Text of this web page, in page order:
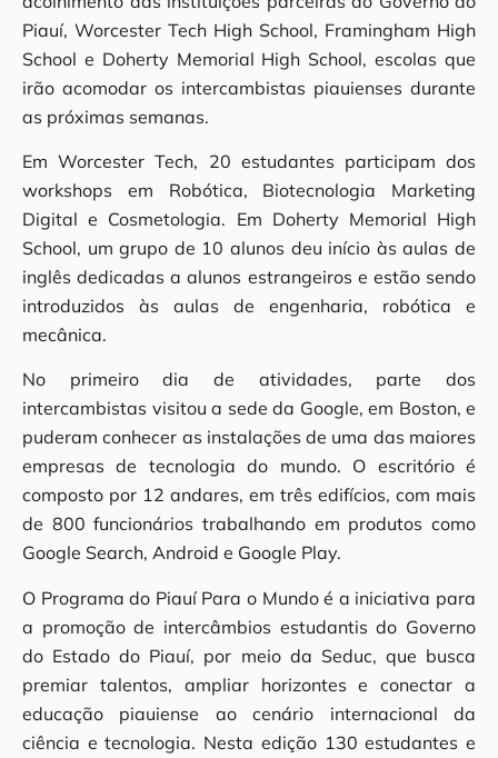
Piauí, Worcester Tech High School, Framingham High
School e Doherty Memorial High School, escolas que
irão acomodar os intercambistas piauienses durante
as próximas semanas.
Em Worcester Tech, 20 estudantes participam dos
workshops em Robótica, Biotecnologia Marketing
Digital e Cosmetologia. Em Doherty Memorial High
School, um grupo de 10 alunos deu início às aulas de
inglês dedicadas a alunos estrangeiros e estão sendo
introduzidos às aulas de engenharia, robótica e
mecânica.
No primeiro dia de atividades, parte dos
intercambistas visitou a sede da Google, em Boston, e
puderam conhecer as instalações de uma das maiores
empresas de tecnologia do mundo. O escritório é
composto por 12 andares, em três edifícios, com mais
de 800 funcionários trabalhando em produtos como
Google Search, Android e Google Play.
O Programa do Piauí Para o Mundo é a iniciativa para
a promoção de intercâmbios estudantis do Governo
do Estado do Piauí, por meio da Seduc, que busca
premiar talentos, ampliar horizontes e conectar a
educação piauiense ao cenário internacional da
ciência e tecnologia. Nesta edição 130 estudantes e